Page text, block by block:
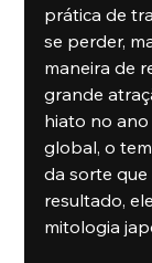
prática de
se perder,
maneira de
grande
hiato no
global, o
da sorte que
resultado,
mitologia